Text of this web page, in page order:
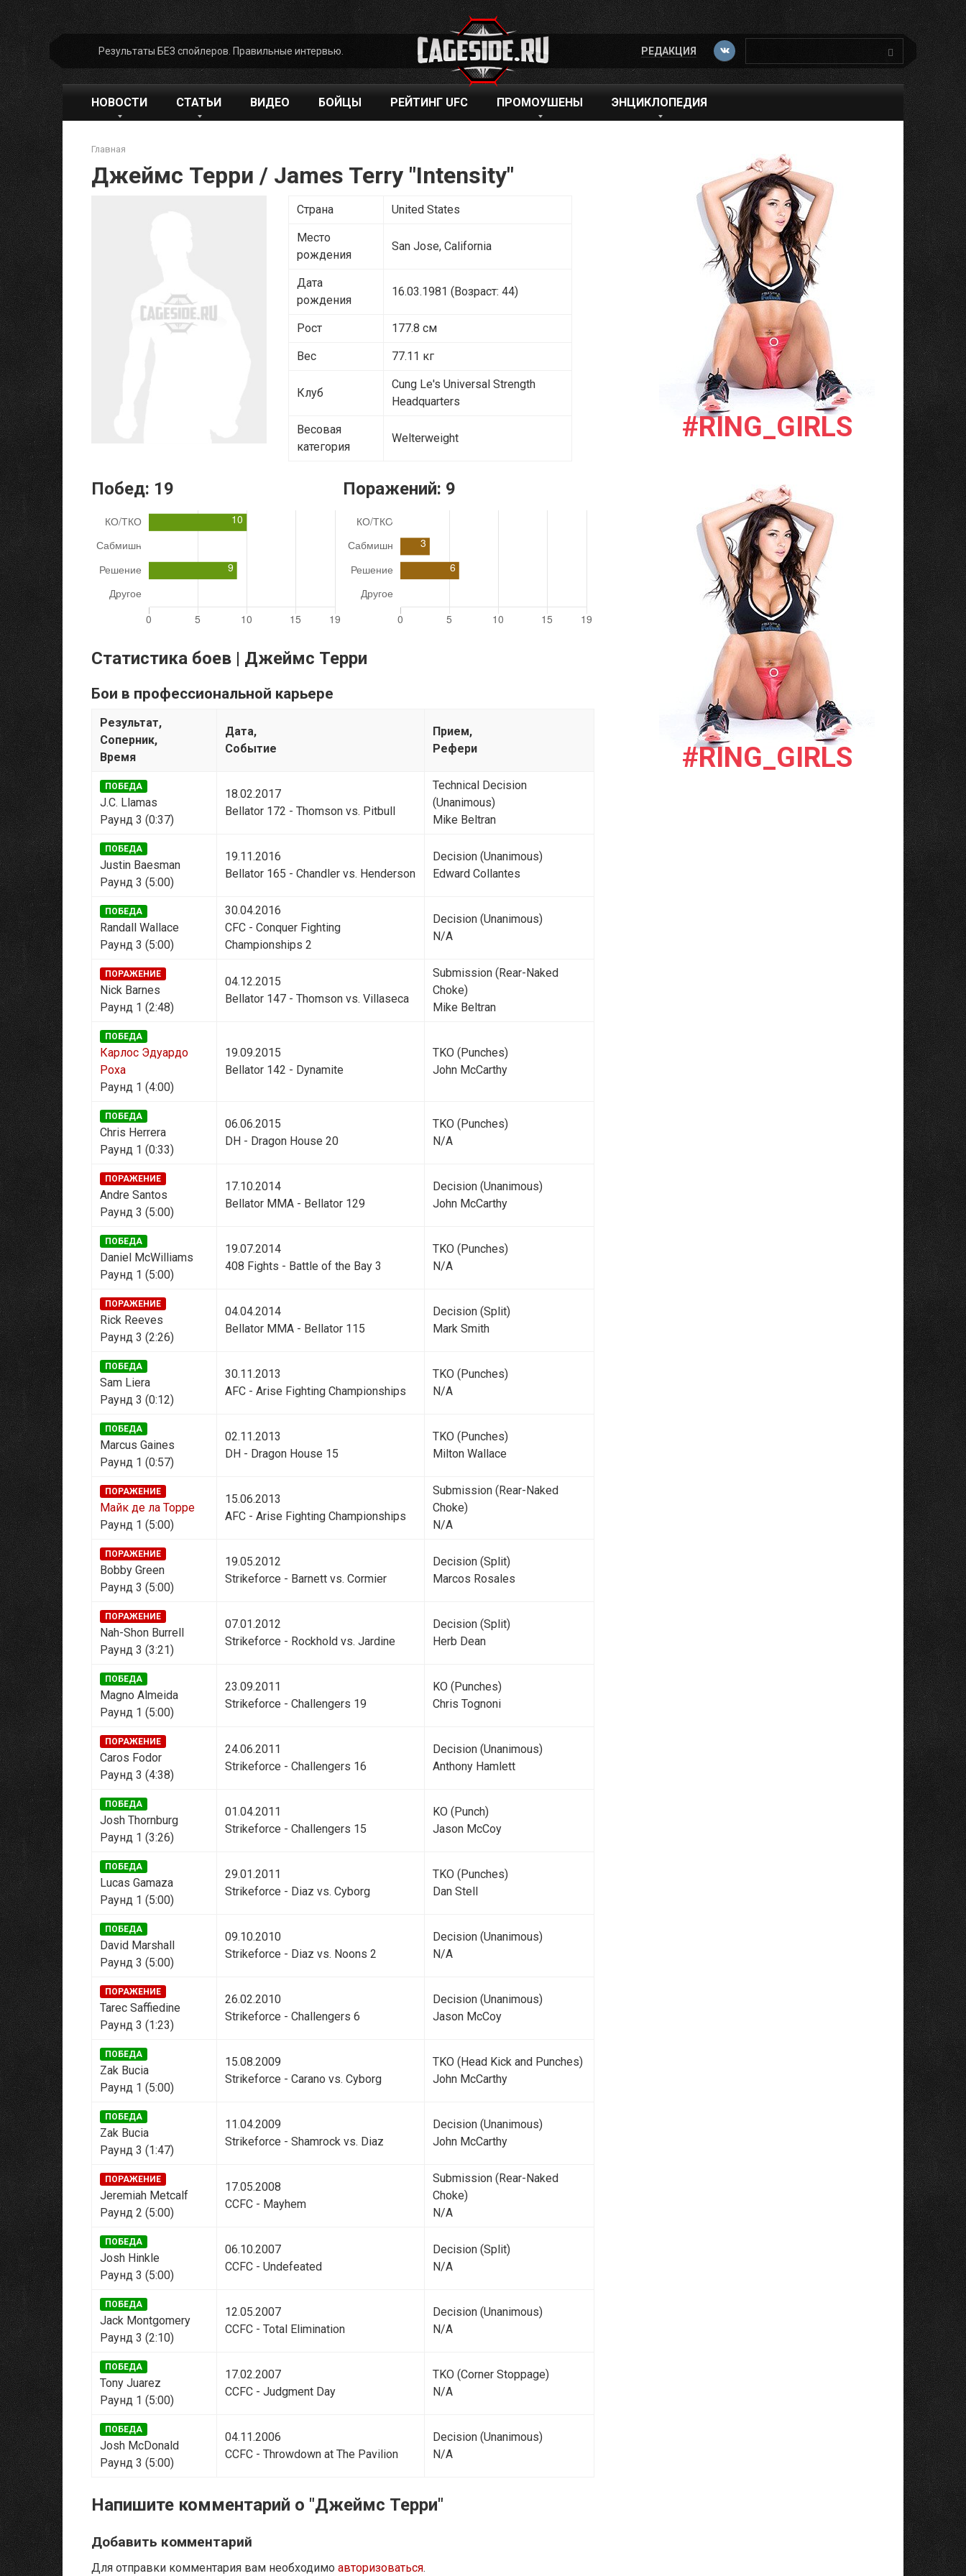
контенту
Результаты БЕЗ спойлеров. Правильные интервью. РЕДАКЦИЯ
НОВОСТИ СТАТЬИ ВИДЕО БОЙЦЫ РЕЙТИНГ UFC ПРОМОУШЕНЫ ЭНЦИКЛОПЕДИЯ
Главная
Джеймс Терри / James Terry "Intensity"
Страна United States
Место
рождения
San Jose, California
Дата
рождения
16.03.1981 (Возраст: 44)
Рост 177.8 см
Вес 77.11 кг
Клуб
Cung Le's Universal Strength
Headquarters
Весовая
категория
Welterweight
Побед: 19 Поражений: 9
Статистика боев | Джеймс Терри
Бои в профессиональной карьере
Результат,
Соперник,
Время
Дата,
Событие
Прием,
Рефери
ПОБЕДА
J.C. Llamas
Раунд 3 (0:37)
18.02.2017
Bellator 172 - Thomson vs. Pitbull
Technical Decision
(Unanimous)
Mike Beltran
ПОБЕДА
Justin Baesman
Раунд 3 (5:00)
19.11.2016
Bellator 165 - Chandler vs. Henderson
Decision (Unanimous)
Edward Collantes
ПОБЕДА
Randall Wallace
Раунд 3 (5:00)
30.04.2016
CFC - Conquer Fighting
Championships 2
Decision (Unanimous)
N/A
ПОРАЖЕНИЕ
Nick Barnes
Раунд 1 (2:48)
04.12.2015
Bellator 147 - Thomson vs. Villaseca
Submission (Rear-Naked
Choke)
Mike Beltran
ПОБЕДА
Карлос Эдуардо
Роха
Раунд 1 (4:00)
19.09.2015
Bellator 142 - Dynamite
TKO (Punches)
John McCarthy
ПОБЕДА
Chris Herrera
Раунд 1 (0:33)
06.06.2015
DH - Dragon House 20
TKO (Punches)
N/A
ПОРАЖЕНИЕ
Andre Santos
Раунд 3 (5:00)
17.10.2014
Bellator MMA - Bellator 129
Decision (Unanimous)
John McCarthy
ПОБЕДА
Daniel McWilliams
Раунд 1 (5:00)
19.07.2014
408 Fights - Battle of the Bay 3
TKO (Punches)
N/A
ПОРАЖЕНИЕ
Rick Reeves
Раунд 3 (2:26)
04.04.2014
Bellator MMA - Bellator 115
Decision (Split)
Mark Smith
ПОБЕДА
Sam Liera
Раунд 3 (0:12)
30.11.2013
AFC - Arise Fighting Championships
TKO (Punches)
N/A
ПОБЕДА
Marcus Gaines
Раунд 1 (0:57)
02.11.2013
DH - Dragon House 15
TKO (Punches)
Milton Wallace
ПОРАЖЕНИЕ
Майк де ла Торре
Раунд 1 (5:00)
15.06.2013
AFC - Arise Fighting Championships
Submission (Rear-Naked
Choke)
N/A
ПОРАЖЕНИЕ
Bobby Green
Раунд 3 (5:00)
19.05.2012
Strikeforce - Barnett vs. Cormier
Decision (Split)
Marcos Rosales
ПОРАЖЕНИЕ
Nah-Shon Burrell
Раунд 3 (3:21)
07.01.2012
Strikeforce - Rockhold vs. Jardine
Decision (Split)
Herb Dean
ПОБЕДА
Magno Almeida
Раунд 1 (5:00)
23.09.2011
Strikeforce - Challengers 19
KO (Punches)
Chris Tognoni
ПОРАЖЕНИЕ
Caros Fodor
Раунд 3 (4:38)
24.06.2011
Strikeforce - Challengers 16
Decision (Unanimous)
Anthony Hamlett
ПОБЕДА
Josh Thornburg
Раунд 1 (3:26)
01.04.2011
Strikeforce - Challengers 15
KO (Punch)
Jason McCoy
ПОБЕДА
Lucas Gamaza
Раунд 1 (5:00)
29.01.2011
Strikeforce - Diaz vs. Cyborg
TKO (Punches)
Dan Stell
ПОБЕДА
David Marshall
Раунд 3 (5:00)
09.10.2010
Strikeforce - Diaz vs. Noons 2
Decision (Unanimous)
N/A
ПОРАЖЕНИЕ
Tarec Saffiedine
Раунд 3 (1:23)
26.02.2010
Strikeforce - Challengers 6
Decision (Unanimous)
Jason McCoy
ПОБЕДА
Zak Bucia
Раунд 1 (5:00)
15.08.2009
Strikeforce - Carano vs. Cyborg
TKO (Head Kick and Punches)
John McCarthy
ПОБЕДА
Zak Bucia
Раунд 3 (1:47)
11.04.2009
Strikeforce - Shamrock vs. Diaz
Decision (Unanimous)
John McCarthy
ПОРАЖЕНИЕ
Jeremiah Metcalf
Раунд 2 (5:00)
17.05.2008
CCFC - Mayhem
Submission (Rear-Naked
Choke)
N/A
ПОБЕДА
Josh Hinkle
Раунд 3 (5:00)
06.10.2007
CCFC - Undefeated
Decision (Split)
N/A
ПОБЕДА
Jack Montgomery
Раунд 3 (2:10)
12.05.2007
CCFC - Total Elimination
Decision (Unanimous)
N/A
ПОБЕДА
Tony Juarez
Раунд 1 (5:00)
17.02.2007
CCFC - Judgment Day
TKO (Corner Stoppage)
N/A
ПОБЕДА
Josh McDonald
Раунд 3 (5:00)
04.11.2006
CCFC - Throwdown at The Pavilion
Decision (Unanimous)
N/A
Напишите комментарий о "Джеймс Терри"
Добавить комментарий
Для отправки комментария вам необходимо авторизоваться.
#RING_GIRLS
#RING_GIRLS